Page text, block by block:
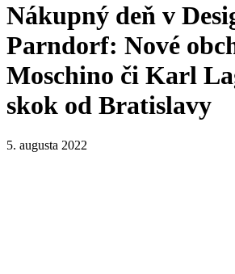
Nákupný deň v
Parndorf: Nové
Moschino či Karl
skok od Bratislavy
5. augusta 2022